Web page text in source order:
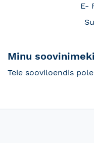
E-
Minu
Teie sooviloendis